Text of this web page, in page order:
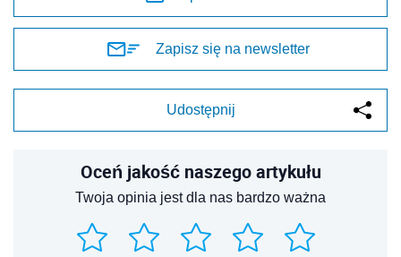
Zapisz się na newsletter
Udostępnij
Oceń jakość naszego artykułu
Twoja opinia jest dla nas bardzo ważna